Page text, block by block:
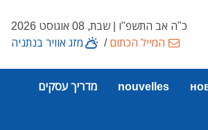
כ"ה אב התשפ"ו | שבת, 08 אוגוסט 2026
המייל הכתום/ מזג אוויר בנתניה
nouvelles מדריך עסקים